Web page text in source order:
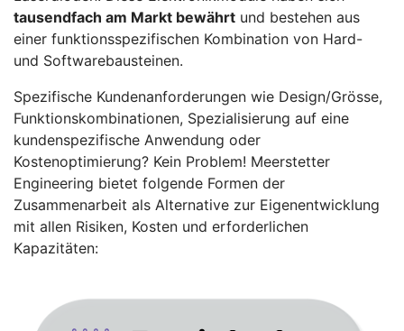
tausendfach am Markt bewährt und bestehen aus
einer funktionsspezifischen Kombination von Hard-
und Softwarebausteinen.
Spezifische Kundenanforderungen wie Design/Grösse,
Funktionskombinationen, Spezialisierung auf eine
kundenspezifische Anwendung oder
Kostenoptimierung? Kein Problem! Meerstetter
Engineering bietet folgende Formen der
Zusammenarbeit als Alternative zur Eigenentwicklung
mit allen Risiken, Kosten und erforderlichen
Kapazitäten: